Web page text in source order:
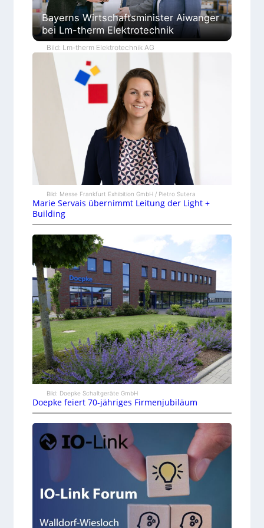
Bayerns Wirtschaftsminister Aiwanger
bei Lm-therm Elektrotechnik
Bild: Lm-therm Elektrotechnik AG
Bild: Messe Frankfurt Exhibition GmbH / Pietro Sutera
Marie Servais übernimmt Leitung der Light +
Building
Bild: Doepke Schaltgeräte GmbH
Doepke feiert 70-jähriges Firmenjubiläum